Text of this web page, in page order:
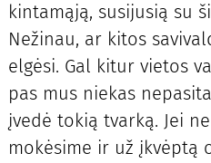
kintamąją, susijusią su
Nežinau, ar kitos
elgėsi. Gal kitur vietos
pas mus niekas
įvedė tokią tvarką. Jei
mokėsime ir už įkvėptą